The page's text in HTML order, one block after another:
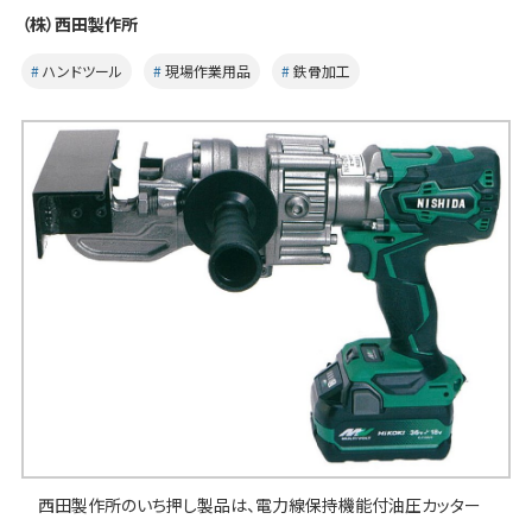
（株）西田製作所
ハンドツール 現場作業用品 鉄骨加工
西田製作所のいち押し製品は、電力線保持機能付油圧カッター